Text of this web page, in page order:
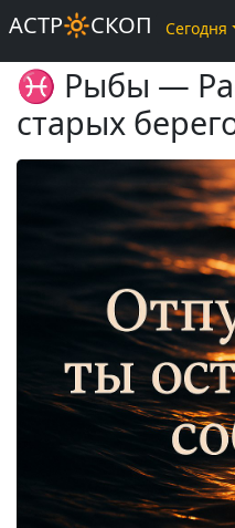
♓ Рыбы —
старых
АСТР🔆СКОП Сегодня